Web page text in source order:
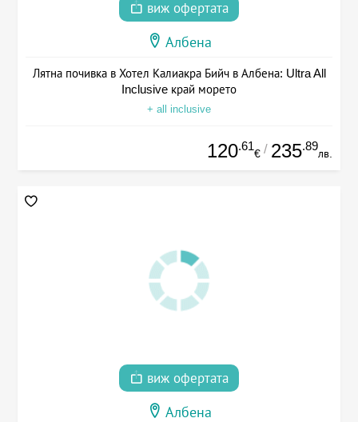
виж офертата
Албена
Лятна почивка в Хотел Калиакра Бийч в Албена: Ultra All
Inclusive край морето
+ all inclusive
120.61
€ / 235.89
лв.
виж офертата
Албена